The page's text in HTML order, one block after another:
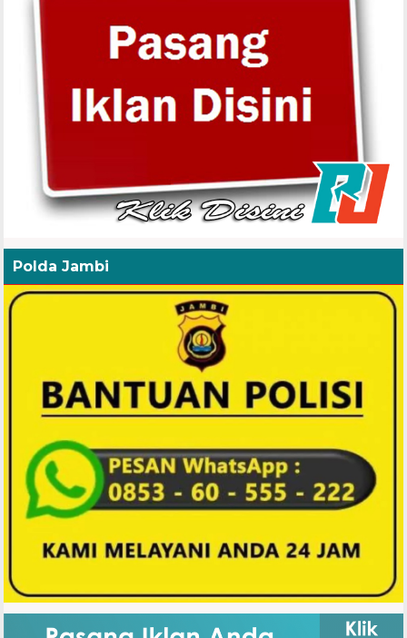
Polda Jambi